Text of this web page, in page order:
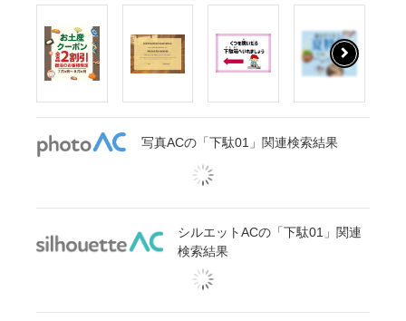
写真ACの「下駄01」関連検索結果
シルエットACの「下駄01」関連
検索結果